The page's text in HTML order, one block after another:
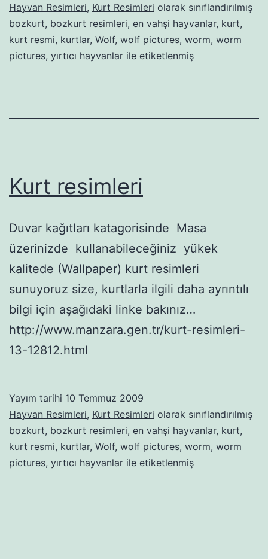
Hayvan Resimleri, Kurt Resimleri olarak sınıflandırılmış
bozkurt, bozkurt resimleri, en vahşi hayvanlar, kurt,
kurt resmi, kurtlar, Wolf, wolf pictures, worm, worm
pictures, yırtıcı hayvanlar ile etiketlenmiş
Kurt resimleri
Duvar kağıtları katagorisinde Masa
üzerinizde kullanabileceğiniz yükek
kalitede (Wallpaper) kurt resimleri
sunuyoruz size, kurtlarla ilgili daha ayrıntılı
bilgi için aşağıdaki linke bakınız…
http://www.manzara.gen.tr/kurt-resimleri-
13-12812.html
Yayım tarihi 10 Temmuz 2009
Hayvan Resimleri, Kurt Resimleri olarak sınıflandırılmış
bozkurt, bozkurt resimleri, en vahşi hayvanlar, kurt,
kurt resmi, kurtlar, Wolf, wolf pictures, worm, worm
pictures, yırtıcı hayvanlar ile etiketlenmiş